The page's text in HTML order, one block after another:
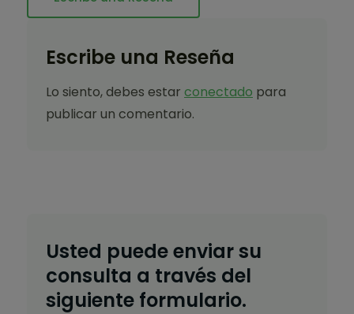
Escribe una Reseña
Lo siento, debes estar conectado para
publicar un comentario.
Usted puede enviar su
consulta a través del
siguiente formulario.